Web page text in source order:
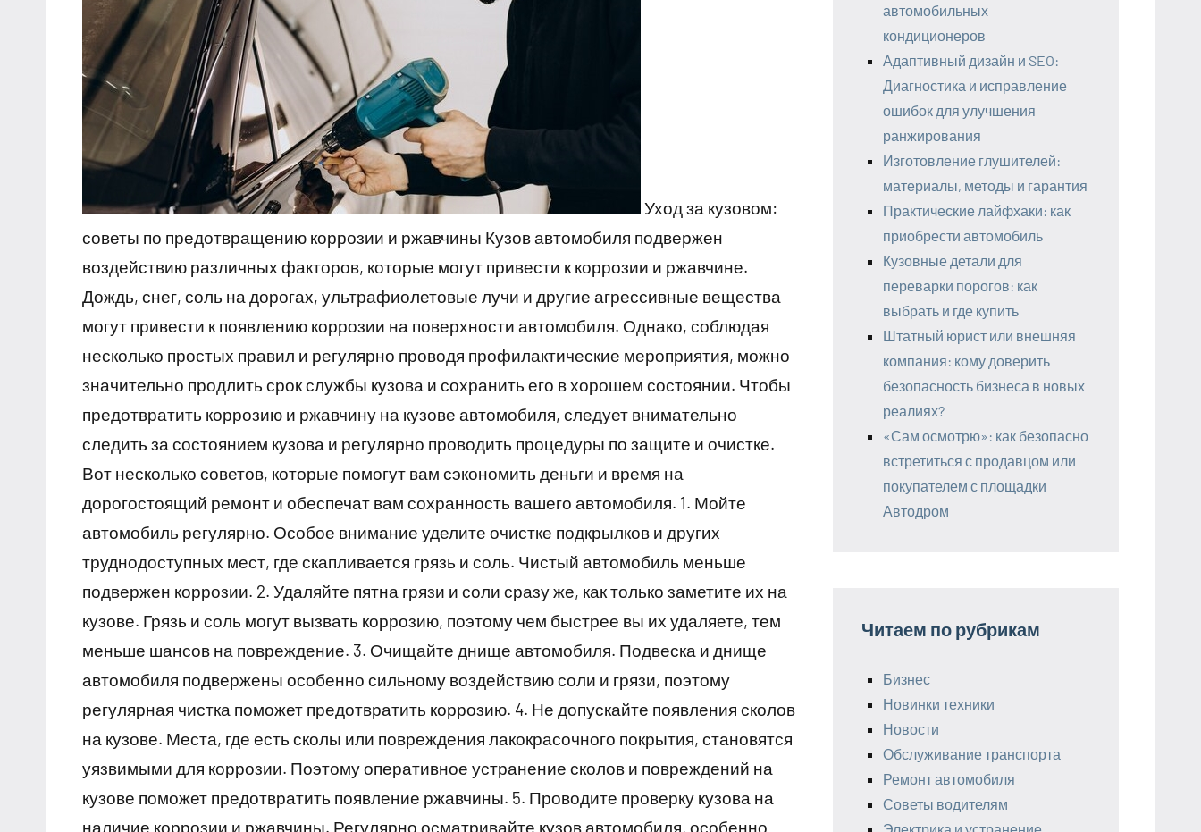
Уход за кузовом:
советы по предотвращению коррозии и ржавчины Кузов автомобиля подвержен
воздействию различных факторов, которые могут привести к коррозии и ржавчине.
Дождь, снег, соль на дорогах, ультрафиолетовые лучи и другие агрессивные вещества
могут привести к появлению коррозии на поверхности автомобиля. Однако, соблюдая
несколько простых правил и регулярно проводя профилактические мероприятия, можно
значительно продлить срок службы кузова и сохранить его в хорошем состоянии. Чтобы
предотвратить коррозию и ржавчину на кузове автомобиля, следует внимательно
следить за состоянием кузова и регулярно проводить процедуры по защите и очистке.
Вот несколько советов, которые помогут вам сэкономить деньги и время на
дорогостоящий ремонт и обеспечат вам сохранность вашего автомобиля. 1. Мойте
автомобиль регулярно. Особое внимание уделите очистке подкрылков и других
труднодоступных мест, где скапливается грязь и соль. Чистый автомобиль меньше
подвержен коррозии. 2. Удаляйте пятна грязи и соли сразу же, как только заметите их на
кузове. Грязь и соль могут вызвать коррозию, поэтому чем быстрее вы их удаляете, тем
меньше шансов на повреждение. 3. Очищайте днище автомобиля. Подвеска и днище
автомобиля подвержены особенно сильному воздействию соли и грязи, поэтому
регулярная чистка поможет предотвратить коррозию. 4. Не допускайте появления сколов
на кузове. Места, где есть сколы или повреждения лакокрасочного покрытия, становятся
уязвимыми для коррозии. Поэтому оперативное устранение сколов и повреждений на
кузове поможет предотвратить появление ржавчины. 5. Проводите проверку кузова на
наличие коррозии и ржавчины. Регулярно осматривайте кузов автомобиля, особенно
автомобильных
кондиционеров
Адаптивный дизайн и SEO:
Диагностика и исправление
ошибок для улучшения
ранжирования
Изготовление глушителей:
материалы, методы и гарантия
Практические лайфхаки: как
приобрести автомобиль
Кузовные детали для
переварки порогов: как
выбрать и где купить
Штатный юрист или внешняя
компания: кому доверить
безопасность бизнеса в новых
реалиях?
«Сам осмотрю»: как безопасно
встретиться с продавцом или
покупателем с площадки
Автодром
Читаем по рубрикам
Бизнес
Новинки техники
Новости
Обслуживание транспорта
Ремонт автомобиля
Советы водителям